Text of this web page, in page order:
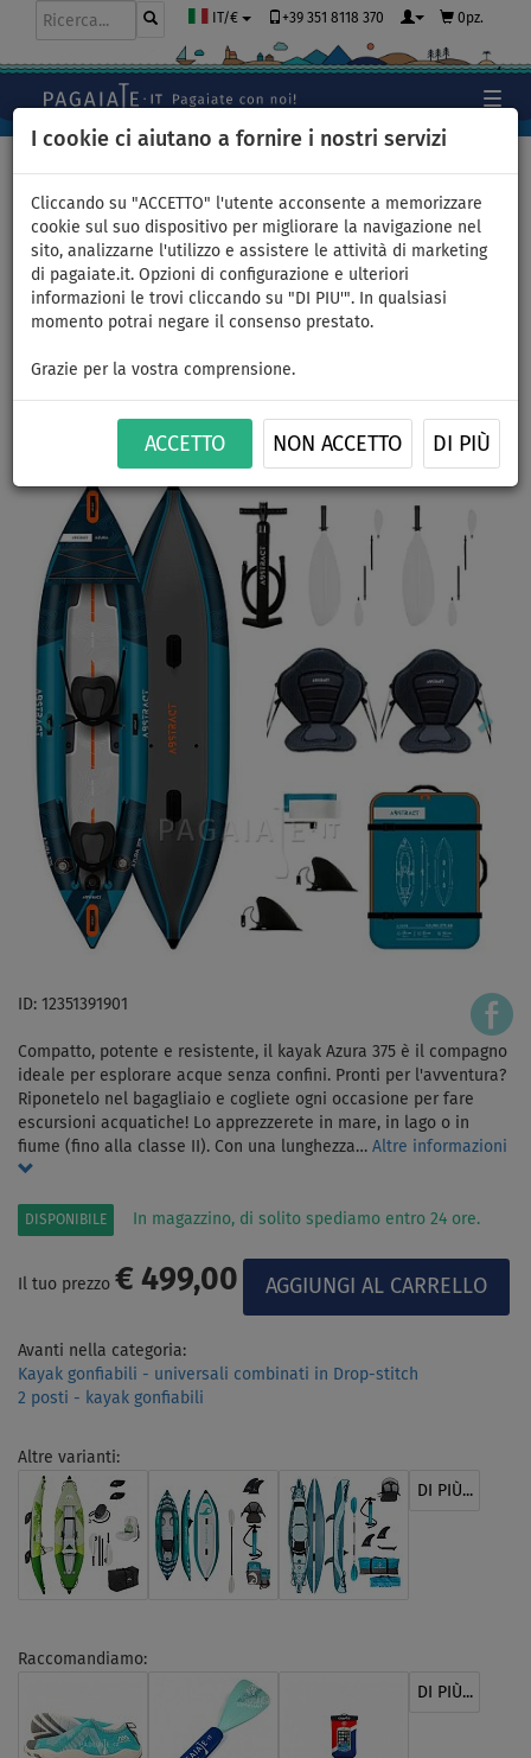
I cookie ci aiutano a fornire i nostri servizi
Cliccando su "ACCETTO" l'utente acconsente a memorizzare
cookie sul suo dispositivo per migliorare la navigazione nel
sito, analizzarne l'utilizzo e assistere le attività di marketing
di pagaiate.it. Opzioni di configurazione e ulteriori
informazioni le trovi cliccando su "DI PIU'". In qualsiasi
momento potrai negare il consenso prestato.
Grazie per la vostra comprensione.
ACCETTO NON ACCETTO DI PIÙ
IT/€ +39 351 8118 370 0pz.
Kayak Abstract Azura 375 -
kayak gonfiabile 2 posti
Previous Next
ID: 12351391901
Compatto, potente e resistente, il kayak Azura 375 è il compagno
ideale per esplorare acque senza confini. Pronti per l'avventura?
Riponetelo nel bagagliaio e cogliete ogni occasione per fare
escursioni acquatiche! Lo apprezzerete in mare, in lago o in
fiume (fino alla classe II). Con una lunghezza… Altre informazioni
DISPONIBILE In magazzino, di solito spediamo entro 24 ore.
Il tuo prezzo € 499,00
Avanti nella categoria:
Kayak gonfiabili - universali combinati in Drop-stitch
2 posti - kayak gonfiabili
Altre varianti:
DI PIÙ...
Raccomandiamo:
DI PIÙ...